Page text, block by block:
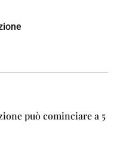
può cominciare a 5